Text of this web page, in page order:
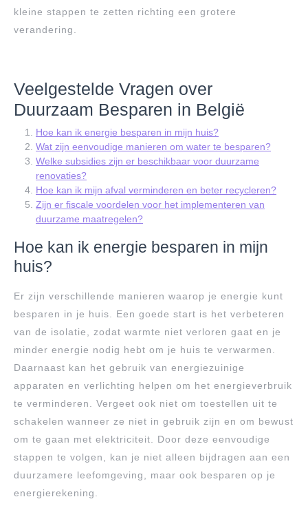
kleine stappen te zetten richting een grotere
verandering.
Veelgestelde Vragen over
Duurzaam Besparen in België
Hoe kan ik energie besparen in mijn huis?
Wat zijn eenvoudige manieren om water te besparen?
Welke subsidies zijn er beschikbaar voor duurzame
renovaties?
Hoe kan ik mijn afval verminderen en beter recycleren?
Zijn er fiscale voordelen voor het implementeren van
duurzame maatregelen?
Hoe kan ik energie besparen in mijn
huis?
Er zijn verschillende manieren waarop je energie kunt
besparen in je huis. Een goede start is het verbeteren
van de isolatie, zodat warmte niet verloren gaat en je
minder energie nodig hebt om je huis te verwarmen.
Daarnaast kan het gebruik van energiezuinige
apparaten en verlichting helpen om het energieverbruik
te verminderen. Vergeet ook niet om toestellen uit te
schakelen wanneer ze niet in gebruik zijn en om bewust
om te gaan met elektriciteit. Door deze eenvoudige
stappen te volgen, kan je niet alleen bijdragen aan een
duurzamere leefomgeving, maar ook besparen op je
energierekening.